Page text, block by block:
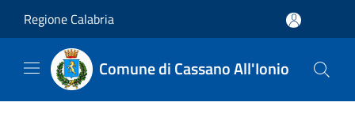
Regione Calabria
Comune di Cassano All'Ionio